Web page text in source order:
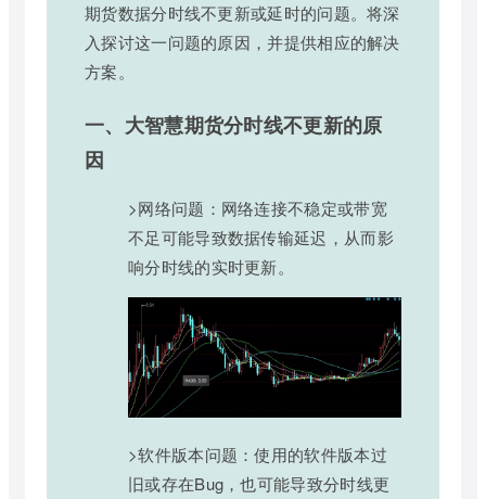
期货数据分时线不更新或延时的问题。将深
入探讨这一问题的原因，并提供相应的解决
方案。
一、大智慧期货分时线不更新的原
因
>网络问题：网络连接不稳定或带宽
不足可能导致数据传输延迟，从而影
响分时线的实时更新。
>软件版本问题：使用的软件版本过
旧或存在Bug，也可能导致分时线更